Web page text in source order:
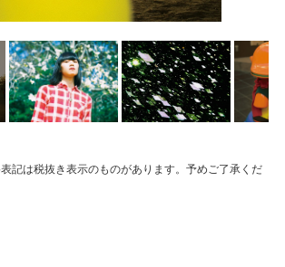
記は税抜き表示のものがあります。予めご了承くだ